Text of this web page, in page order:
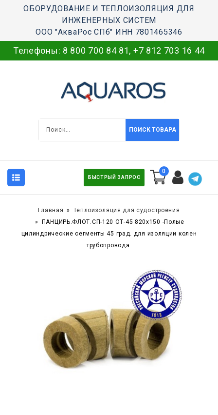
ОБОРУДОВАНИЕ И ТЕПЛОИЗОЛЯЦИЯ ДЛЯ
ИНЖЕНЕРНЫХ СИСТЕМ
ООО "АкваРос СПб" ИНН 7801465346
Телефоны: 8 800 700 84 81, +7 812 703 16 44
ПОИСК ТОВАРА
БЫСТРЫЙ ЗАПРОС
0
Главная
Теплоизоляция для судостроения
ПАНЦИРЬ.ФЛОТ.СП-120 ОТ-45 820x150 -Полые
цилиндрические сегменты 45 град. для изоляции колен
трубопровода.